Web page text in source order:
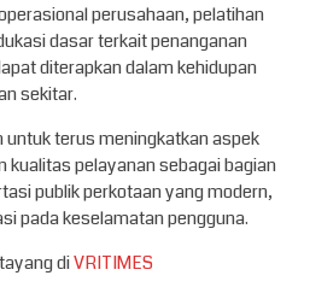
perusahaan, pelatihan
dasar terkait penanganan
diterapkan dalam kehidupan
sekitar.
untuk terus meningkatkan aspek
kualitas pelayanan sebagai bagian
publik perkotaan yang modern,
pada keselamatan pengguna.
diVRITIMES